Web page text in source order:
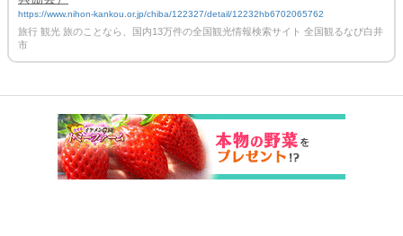
https://www.nihon-kankou.or.jp/chiba/122327/detail/12232hb6702065762
旅行 観光 旅のことなら、国内13万件の全国観光情報検索サイト 全国観るなび白井
市